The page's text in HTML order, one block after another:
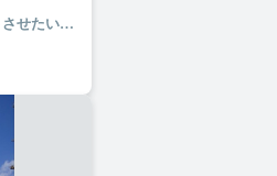
新生活を失敗せず、スタートさせたいならこちらの「ライブコート丸の内」はいかがでしょうか。セブンイレブン 名古屋丸の内3本町通店まで徒歩4分と近場にコンビニがあるのもポイント。ルームエージェント（リアルマークス）はお客様の住まい探しサポートいたします。こだわりたい条件や希望がございましたら、お気軽に当社へお問い合わせ下さい。